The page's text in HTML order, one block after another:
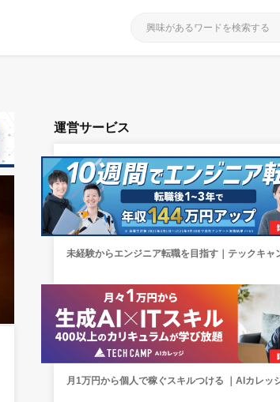
運営サービス
未経験からエンジニア転職を目指す｜テックキャ
月1万円から個人で稼ぐスキルつける ｜AIカレッ